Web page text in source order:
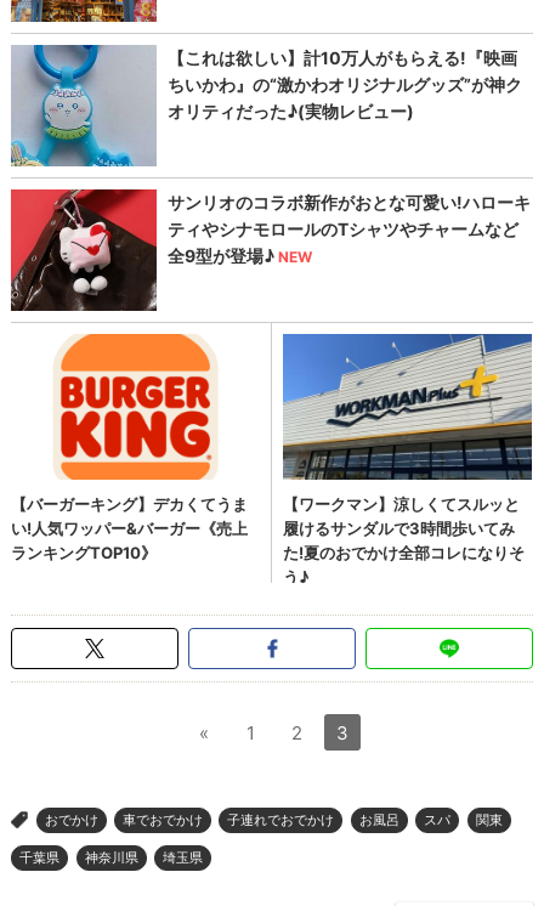
« 1 2 3
> おでかけ 車でおでかけ 子連れでおでかけ お風呂 スパ 関東
千葉県 神奈川県 埼玉県